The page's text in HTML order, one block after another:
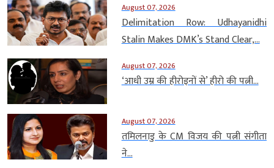
August 07, 2026
Delimitation Row: Udhayanidhi
Stalin Makes DMK’s Stand Clear,...
August 07, 2026
‘आधी उम्र की हीरोइनों से’ हीरो की पत्नी...
August 07, 2026
तमिलनाडु के CM विजय की पत्नी संगीता
ने...